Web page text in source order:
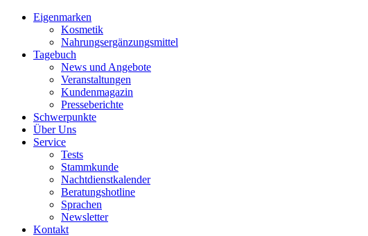
Eigenmarken
Kosmetik
Nahrungsergänzungsmittel
Tagebuch
News und Angebote
Veranstaltungen
Kundenmagazin
Presseberichte
Schwerpunkte
Über Uns
Service
Tests
Stammkunde
Nachtdienstkalender
Beratungshotline
Sprachen
Newsletter
Kontakt